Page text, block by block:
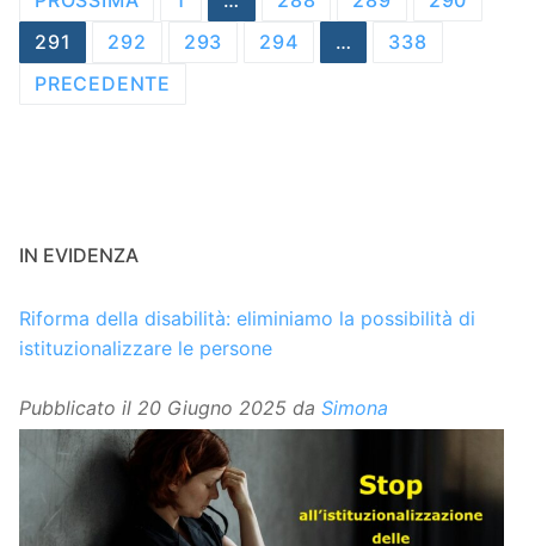
articoli
291
292 293 294 …
338
PRECEDENTE
IN EVIDENZA
Riforma della disabilità: eliminiamo la possibilità di
istituzionalizzare le persone
Pubblicato il 20 Giugno 2025 da Simona